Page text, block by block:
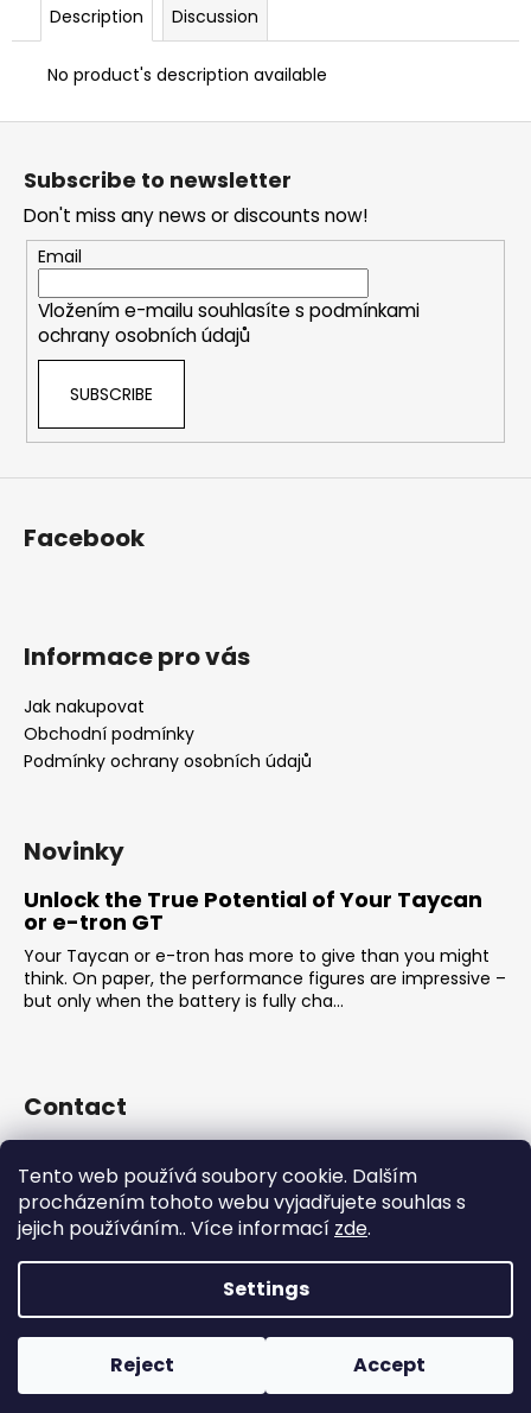
Tento web používá soubory cookie. Dalším
procházením tohoto webu vyjadřujete souhlas s
jejich používáním.. Více informací zde.
Settings
Reject Accept
Description Discussion
No product's description available
F
Subscribe to newsletter
Don't miss any news or discounts now!
Email
Vložením e-mailu souhlasíte s podmínkami
ochrany osobních údajů
SUBSCRIBE
Facebook
Informace pro vás
Jak nakupovat
Obchodní podmínky
Podmínky ochrany osobních údajů
Novinky
Unlock the True Potential of Your Taycan
or e-tron GT
Your Taycan or e-tron has more to give than you might
think. On paper, the performance figures are impressive –
but only when the battery is fully cha...
Contact
728737662
https://www.facebook.com/RSRCzech/
rsrperformance
Created by Shoptet
Copyright 2026RSR-Performance. All rights reserved.